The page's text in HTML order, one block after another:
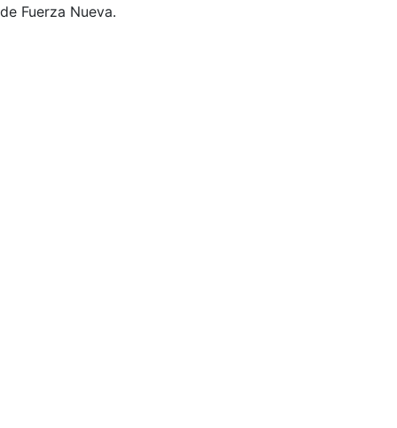
de Fuerza Nueva.